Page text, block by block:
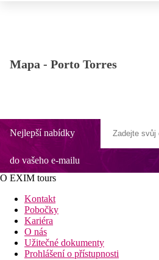
Mapa - Porto Torres
Nejlepší nabídky
do vašeho e-mailu
O EXIM tours
Kontakt
Pobočky
Kariéra
O nás
Užitečné dokumenty
Prohlášení o přístupnosti